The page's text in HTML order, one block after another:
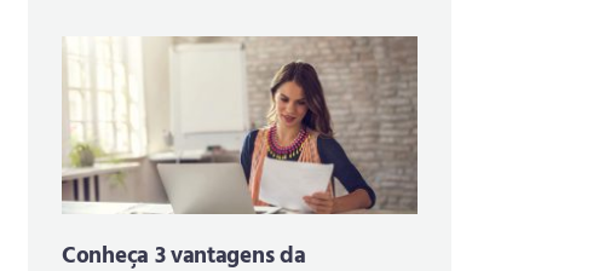
Conheça 3 vantagens da